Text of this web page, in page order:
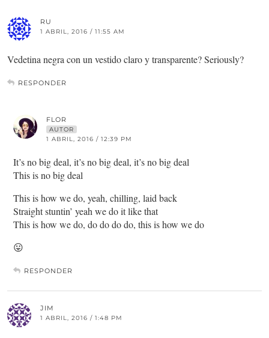
RU
1 ABRIL, 2016 / 11:55 AM
Vedetina negra con un vestido claro y transparente? Seriously?
RESPONDER
FLOR
AUTOR
1 ABRIL, 2016 / 12:39 PM
It’s no big deal, it’s no big deal, it’s no big deal
This is no big deal
This is how we do, yeah, chilling, laid back
Straight stuntin’ yeah we do it like that
This is how we do, do do do do, this is how we do
😛
RESPONDER
JIM
1 ABRIL, 2016 / 1:48 PM